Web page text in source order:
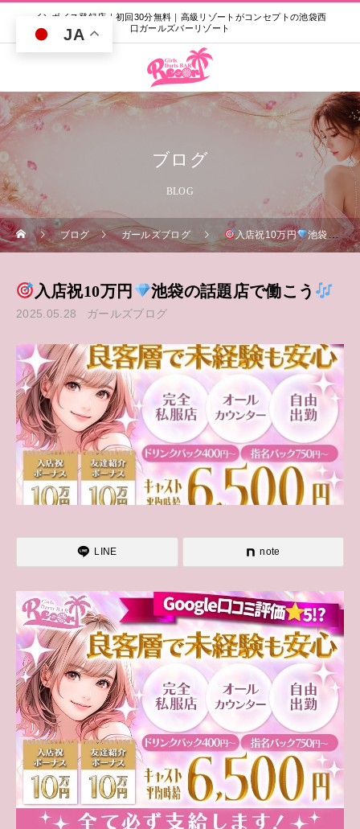
インボイス登録店｜初回30分無料｜高級リゾートがコンセプトの池袋西
口ガールズバーリゾート
ブログ
BLOG
ブログ ガールズブログ 入店祝10万円 池袋の話題店で働こう
入店祝10万円 池袋の話題店で働こう
2025.05.28 ガールズブログ
LINE note
JA